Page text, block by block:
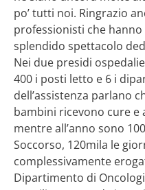
po’ tutti noi. Ringrazio
professionisti che
splendido spettacolo
Nei due presidi
400 i posti letto e 6 i
dell’assistenza parlano
bambini ricevono cure e
mentre all’anno sono
Soccorso, 120mila le
complessivamente
Dipartimento di